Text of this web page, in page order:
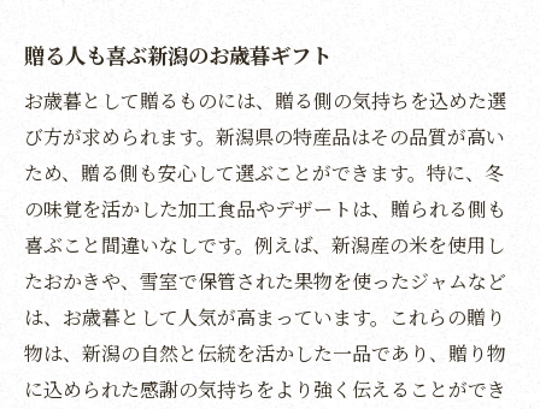
新潟の自然の恵みを楽しむ贈り物
心からの贈り物に新潟の自然特産品
新潟県の自然が育む贈り物の魅力
豊かな新潟の味覚でお歳暮の贈り物を満喫
新潟の味覚を楽しむお歳暮選び
お歳暮で堪能する新潟の豊かな味覚
新潟の味覚で贈る心温まるお歳暮
豊かな味覚が詰まった新潟のお歳暮
新潟の美味を贈る贅沢なお歳暮選び
贈る人も喜ぶ新潟のお歳暮ギフト
お歳暮として贈るものには、贈る側の気持ちを込めた選
び方が求められます。新潟県の特産品はその品質が高い
ため、贈る側も安心して選ぶことができます。特に、冬
の味覚を活かした加工食品やデザートは、贈られる側も
喜ぶこと間違いなしです。例えば、新潟産の米を使用し
たおかきや、雪室で保管された果物を使ったジャムなど
は、お歳暮として人気が高まっています。これらの贈り
物は、新潟の自然と伝統を活かした一品であり、贈り物
に込められた感謝の気持ちをより強く伝えることができ